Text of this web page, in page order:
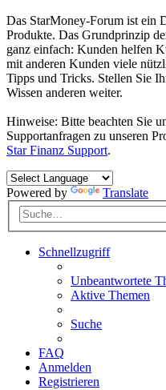
Das StarMoney-Forum ist ein
Produkte. Das Grundprinzip
ganz einfach: Kunden helfen
mit anderen Kunden viele
Tipps und Tricks. Stellen Sie
Wissen anderen weiter.
Hinweise: Bitte beachten Sie
Supportanfragen zu unseren
Star Finanz Support.
Powered by Translate
Schnellzugriff
Unbeantwortete
Aktive Themen
Suche
FAQ
Anmelden
Registrieren